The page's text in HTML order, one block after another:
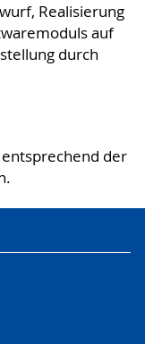
Realisierung
auf
durch
der